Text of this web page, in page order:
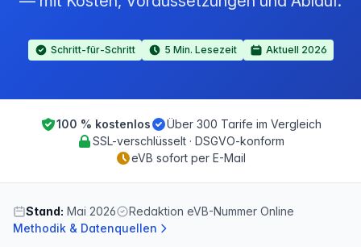
Schritt-für-Schritt 5 Min. Lesezeit Aktuell 2026
100 % kostenlos
Über 300 Tarife im Vergleich
SSL-verschlüsselt · DSGVO-konform
eVB sofort per E-Mail
Stand: Mai 2026
Redaktion eVB-Nummer Online
Methodik & Datenquellen